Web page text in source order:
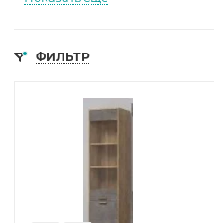
ФИЛЬТР